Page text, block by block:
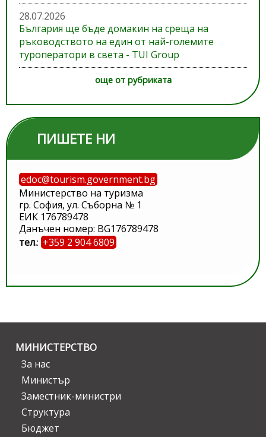
28.07.2026
България ще бъде домакин на среща на
ръководството на един от най-големите
туроператори в света - TUI Group
още от рубриката
ПИШЕТЕ НИ
edoc@tourism.government.bg
Министерство на туризма
гр. София, ул. Съборна № 1
ЕИК 176789478
Данъчен номер: BG176789478
тел.: +359 2 904 6809
МИНИСТЕРСТВО
За нас
Министър
Заместник-министри
Структура
Бюджет